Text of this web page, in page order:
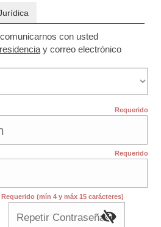
con usted
residencia y correo electrónico
Requerido
Requerido
Requerido (mín 4 y máx 15 carácteres)